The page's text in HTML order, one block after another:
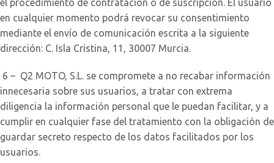
el procedimiento de contratación o de suscripción. El usuario
en cualquier momento podrá revocar su consentimiento
mediante el envío de comunicación escrita a la siguiente
dirección: C. Isla Cristina, 11, 30007 Murcia.
6 – Q2 MOTO, S.L. se compromete a no recabar información
innecesaria sobre sus usuarios, a tratar con extrema
diligencia la información personal que le puedan facilitar, y a
cumplir en cualquier fase del tratamiento con la obligación de
guardar secreto respecto de los datos facilitados por los
usuarios.